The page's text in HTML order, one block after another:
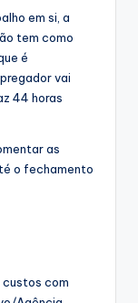
em si, a
tem como
é
vai
44 horas
as
o fechamento
com